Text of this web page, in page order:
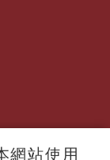
網站使用